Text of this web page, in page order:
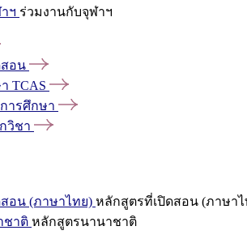
ฯ ร่วมงานกับจุฬาฯ
อน
TCAS
ารศึกษา
วิชา
อน (ภาษาไทย) หลักสูตรที่เปิดสอน (ภาษาไ
ชาติ หลักสูตรนานาชาติ